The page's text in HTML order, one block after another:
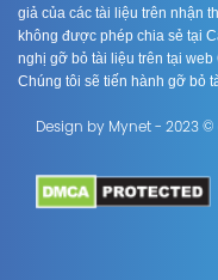
giả của các tài liệu trên nhận
không được phép chia sẻ tại
nghị gỡ bỏ tài liệu trên tại web
Chúng tôi sẽ tiến hành gỡ bỏ
Design by Mynet - 2023